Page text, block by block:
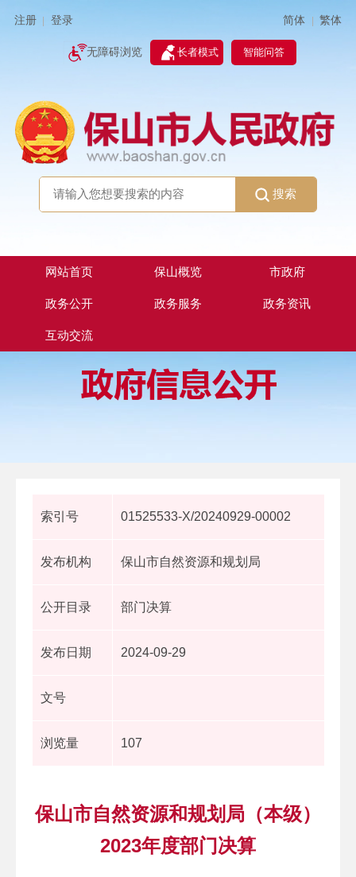
注册 登录 简体 | 繁体
无障碍浏览 长者模式 智能问答
搜索
网站首页 保山概览 市政府
政务公开 政务服务 政务资讯
互动交流
索引号 01525533-X/20240929-00002
发布机构 保山市自然资源和规划局
公开目录 部门决算
发布日期 2024-09-29
文号
浏览量 107
保山市自然资源和规划局（本级）
2023年度部门决算